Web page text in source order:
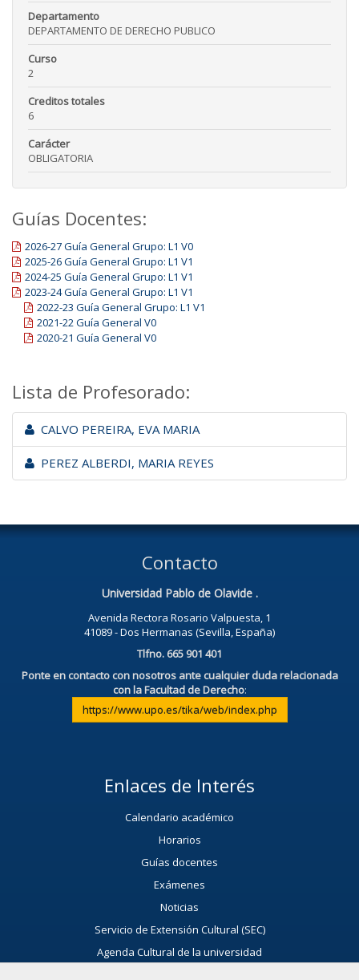
Departamento
DEPARTAMENTO DE DERECHO PUBLICO
Curso
2
Creditos totales
6
Carácter
OBLIGATORIA
Guías Docentes:
2026-27 Guía General Grupo: L1 V0
2025-26 Guía General Grupo: L1 V1
2024-25 Guía General Grupo: L1 V1
2023-24 Guía General Grupo: L1 V1
2022-23 Guía General Grupo: L1 V1
2021-22 Guía General V0
2020-21 Guía General V0
Lista de Profesorado:
CALVO PEREIRA, EVA MARIA
PEREZ ALBERDI, MARIA REYES
Contacto
Universidad Pablo de Olavide .
Avenida Rectora Rosario Valpuesta, 1
41089 - Dos Hermanas (Sevilla, España)
Tlfno. 665 901 401
Ponte en contacto con nosotros ante cualquier duda relacionada
con la Facultad de Derecho:
https://www.upo.es/tika/web/index.php
Enlaces de Interés
Calendario académico
Horarios
Guías docentes
Exámenes
Noticias
Servicio de Extensión Cultural (SEC)
Agenda Cultural de la universidad